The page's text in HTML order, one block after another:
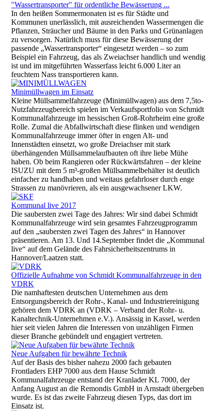
"Wassertransporter" für ordentliche Bewässerung ...
In den heißen Sommermonaten ist es für Städte und
Kommunen unerlässlich, mit ausreichenden Wassermengen die
Pflanzen, Sträucher und Bäume in den Parks und Grünanlagen
zu versorgen. Natürlich muss für diese Bewässerung der
passende „Wassertransporter“ eingesetzt werden – so zum
Beispiel ein Fahrzeug, das als Zweiachser handlich und wendig
ist und im mitgeführten Wasserfass leicht 6.000 Liter an
feuchtem Nass transportieren kann.
Minimüllwagen im Einsatz
Kleine Müllsammelfahrzeuge (Minimüllwagen) aus dem 7,5to-
Nutzfahrzeugbereich spielen im Verkaufsportfolio von Schmidt
Kommunalfahrzeuge im hessischen Groß-Rohrheim eine große
Rolle. Zumal die Abfallwirtschaft diese flinken und wendigen
Kommunalfahrzeuge immer öfter in engen Alt- und
Innenstädten einsetzt, wo große Dreiachser mit stark
überhängenden Müllsammelaufbauten oft ihre liebe Mühe
haben. Ob beim Rangieren oder Rückwärtsfahren – der kleine
ISUZU mit dem 5 m³-großen Müllsammelbehälter ist deutlich
einfacher zu handhaben und weitaus gefahrloser durch enge
Strassen zu manövrieren, als ein ausgewachsener LKW.
Kommunal live 2017
Die saubersten zwei Tage des Jahres: Wir sind dabei Schmidt
Kommunalfahrzeuge wird sein gesamtes Fahrzeugprogramm
auf den „saubersten zwei Tagen des Jahres“ in Hannover
präsentieren. Am 13. Und 14.September findet die „Kommunal
live“ auf dem Gelände des Fahrsicherheitszentrums in
Hannover/Laatzen statt.
Offizielle Aufnahme von Schmidt Kommunalfahrzeuge in den
VDRK
Die namhaftesten deutschen Unternehmen aus dem
Entsorgungsbereich der Rohr-, Kanal- und Industriereinigung
gehören dem VDRK an (VDRK – Verband der Rohr- u.
Kanaltechnik-Unternehmen e.V.). Ansässig in Kassel, werden
hier seit vielen Jahren die Interessen von unzähligen Firmen
dieser Branche gebündelt und engagiert vertreten.
Neue Aufgaben für bewährte Technik
Auf der Basis des bisher nahezu 2000 fach gebauten
Frontladers EHP 7000 aus dem Hause Schmidt
Kommunalfahrzeuge entstand der Kranlader KL 7000, der
Anfang August an die Remondis GmbH in Arnstadt übergeben
wurde. Es ist das zweite Fahrzeug diesen Typs, das dort im
Einsatz ist.